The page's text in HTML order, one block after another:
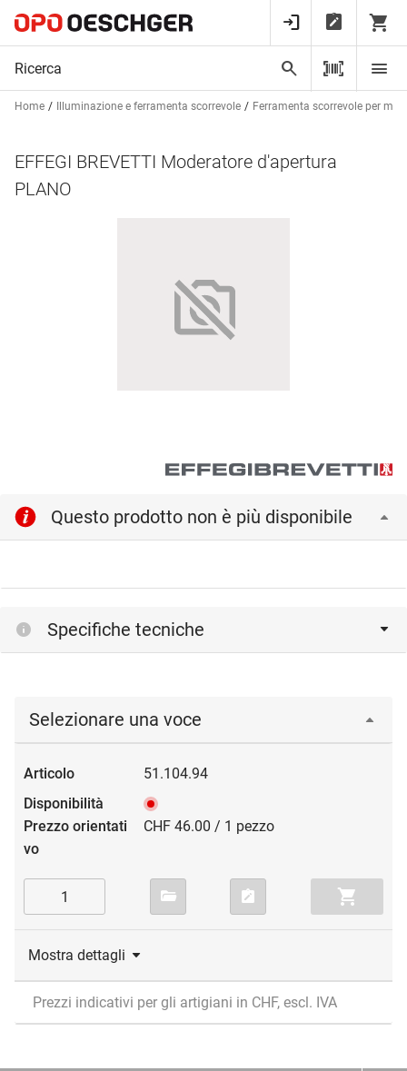
Home Illuminazione e ferramenta scorrevole Ferramenta scorrevole per
EFFEGI BREVETTI Moderatore d'apertura
PLANO
Questo prodotto non è più disponibile
Specifiche tecniche
Selezionare una voce
51.104.94
CHF 46.00 / 1 pezzo
Mostra dettagli
Prezzi indicativi per gli artigiani in CHF, escl. IVA